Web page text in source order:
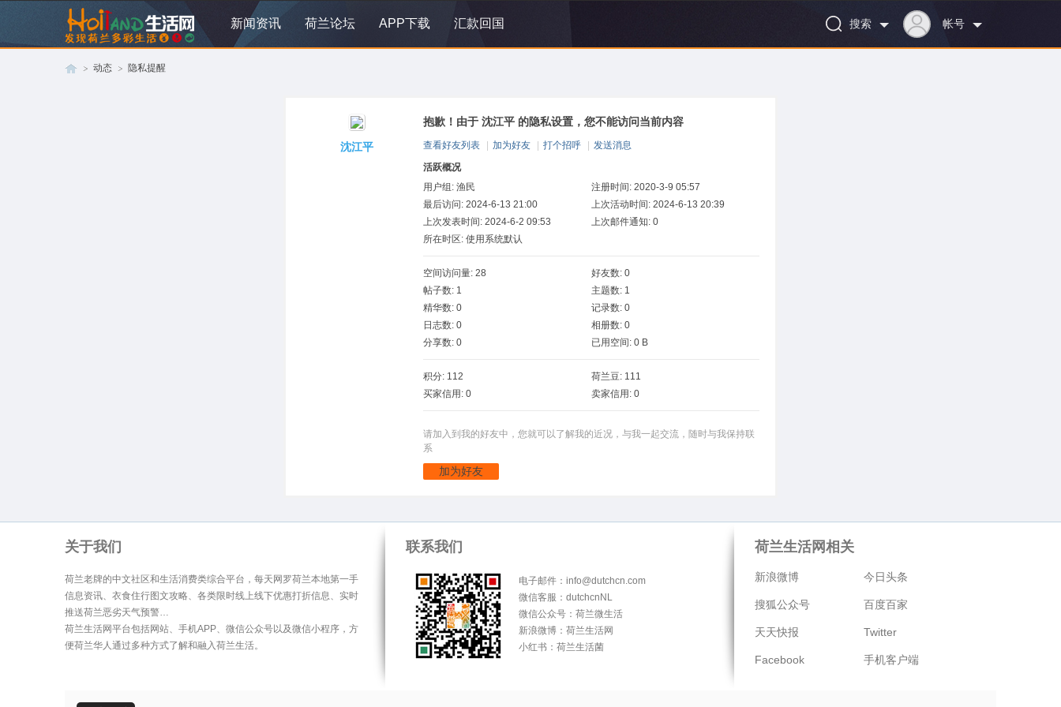
新闻资讯 荷兰论坛 APP下载 汇款回国 帐号
搜索
活
动态 隐私提醒
沈江平
抱歉！由于 沈江平 的隐私设置，您不能访问当前内容
查看好友列表 加为好友 打个招呼
发送消息
活跃概况
用户组: 渔民
注册时间: 2020-3-9 05:57
最后访问: 2024-6-13 21:00
上次活动时间: 2024-6-13 20:39
上次发表时间: 2024-6-2 09:53
上次邮件通知: 0
所在时区: 使用系统默认
空间访问量: 28
好友数: 0
帖子数: 1
主题数: 1
精华数: 0
记录数: 0
日志数: 0
相册数: 0
分享数: 0
已用空间: 0 B
积分: 112
荷兰豆: 111
买家信用: 0
卖家信用: 0
请加入到我的好友中，您就可以了解我的近况，与我一起交流，随时与我保持联
系
加为好友
关于我们
荷兰老牌的中文社区和生活消费类综合平台，每天网罗荷兰本地第一手
信息资讯、衣食住行图文攻略、各类限时线上线下优惠打折信息、实时
推送荷兰恶劣天气预警…
荷兰生活网平台包括网站、手机APP、微信公众号以及微信小程序，方
便荷兰华人通过多种方式了解和融入荷兰生活。
联系我们
电子邮件：info@dutchcn.com
微信客服：dutchcnNL
微信公众号：荷兰微生活
新浪微博：荷兰生活网
小红书：荷兰生活菌
荷兰生活网相关
新浪微博 今日头条
搜狐公众号 百度百家
天天快报 Twitter
Facebook 手机客户端